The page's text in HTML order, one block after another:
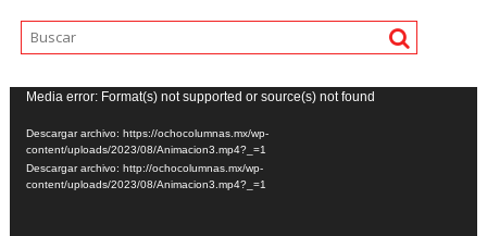
Reproductor
de
vídeo
Media error: Format(s) not supported or source(s) not found
Descargar archivo: https://ochocolumnas.mx/wp-
content/uploads/2023/08/Animacion3.mp4?_=1
Descargar archivo: http://ochocolumnas.mx/wp-
content/uploads/2023/08/Animacion3.mp4?_=1